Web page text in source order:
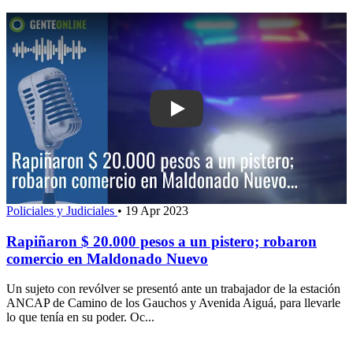
Play: Rapiñaron $ 20.000 pesos a un
Policiales y Judiciales • 19 Apr 2023
Rapiñaron $ 20.000 pesos a un pistero; robaron
comercio en Maldonado Nuevo
Un sujeto con revólver se presentó ante un trabajador de la estación
ANCAP de Camino de los Gauchos y Avenida Aiguá, para llevarle
lo que tenía en su poder. Oc...